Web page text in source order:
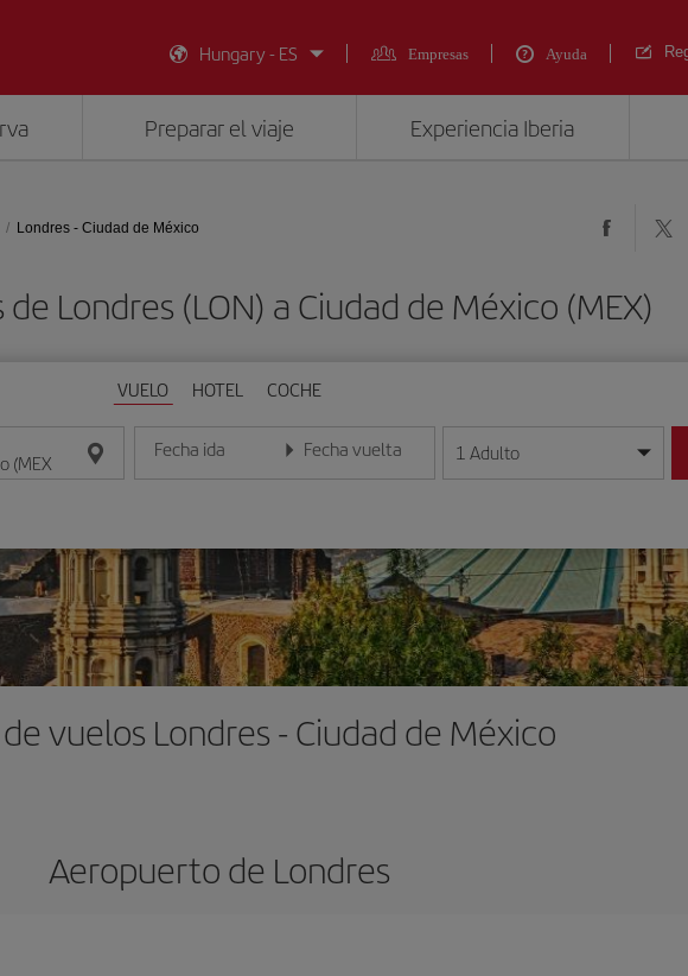
Hungary - ES
Empresas Ayuda
Preparar el viaje Experiencia Iberia
Londres - Ciudad de México
Londres (LON) a Ciudad de México (MEX)
VUELO HOTEL COCHE
Fecha ida
Introduce la fecha en formato día/mes/año
Fecha vuelta
Introduce la fecha en formato día/mes/año
1 Adulto
vuelos Londres - Ciudad de México
Aeropuerto de Londres